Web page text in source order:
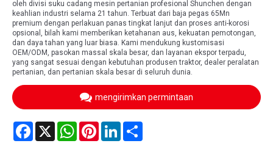
oleh divisi suku cadang mesin pertanian profesional Shunchen dengan
keahlian industri selama 21 tahun. Terbuat dari baja pegas 65Mn
premium dengan perlakuan panas tingkat lanjut dan proses anti-korosi
opsional, bilah kami memberikan ketahanan aus, kekuatan pemotongan,
dan daya tahan yang luar biasa. Kami mendukung kustomisasi
OEM/ODM, pasokan massal skala besar, dan layanan ekspor terpadu,
yang sangat sesuai dengan kebutuhan produsen traktor, dealer peralatan
pertanian, dan pertanian skala besar di seluruh dunia.
mengirimkan permintaan
Facebook
X WhatsAppPinterestLinkedIn